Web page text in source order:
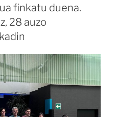
finkatu duena.
28 auzo